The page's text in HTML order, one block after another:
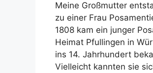
Meine Großmutter
zu einer Frau
1808 kam ein junger
Heimat Pfullingen in
ins 14. Jahrhundert
Vielleicht kannten sie